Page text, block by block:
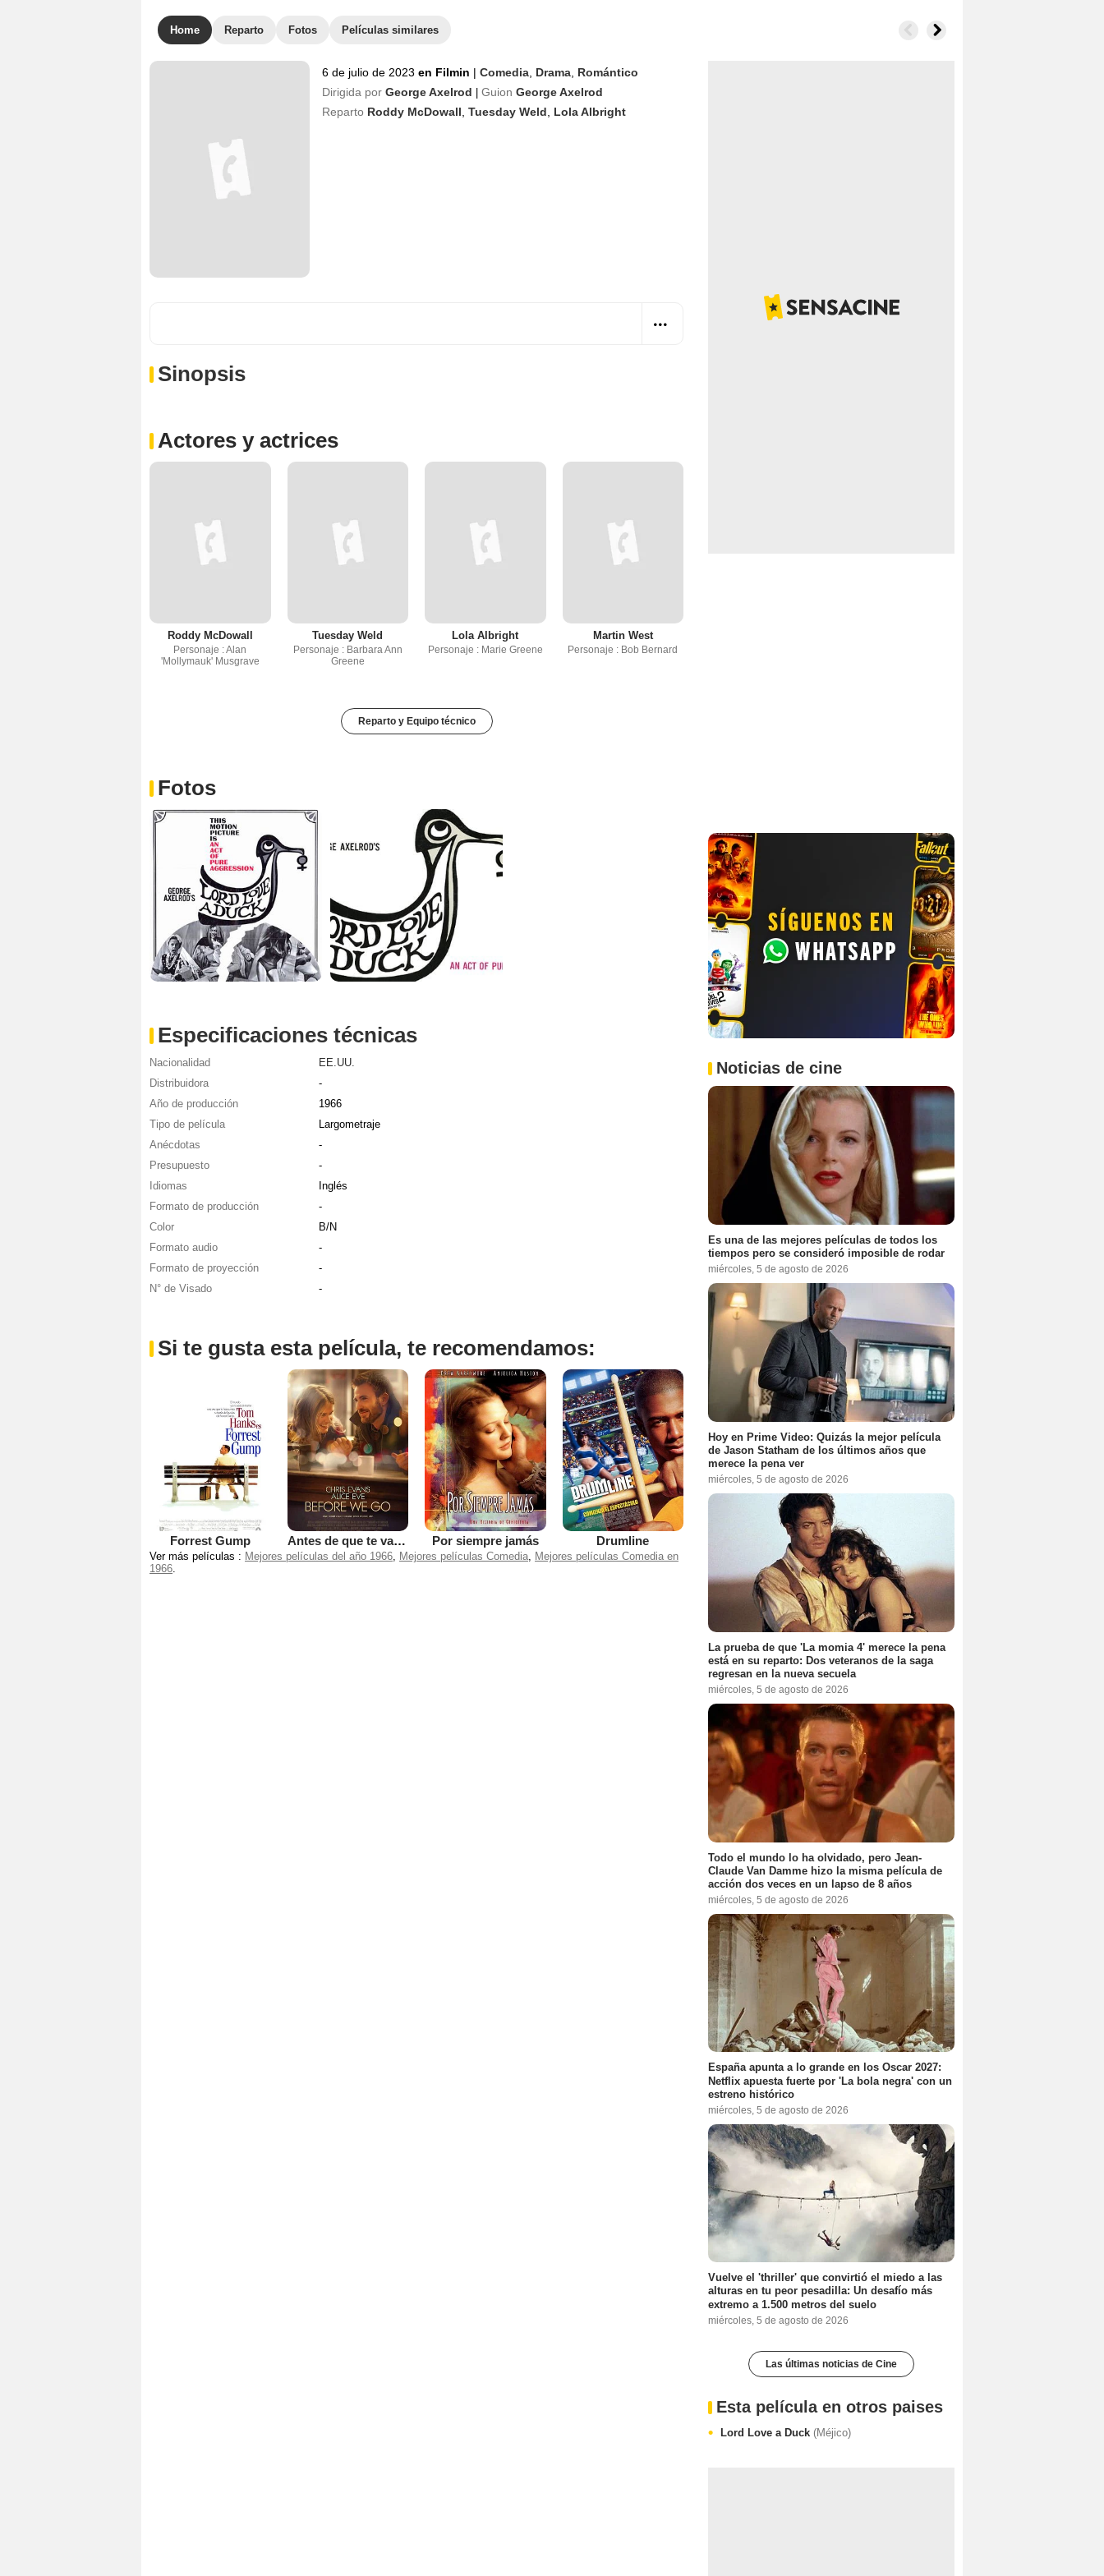
Home Reparto Fotos Películas similares
6 de julio de 2023 en Filmin | Comedia Drama Romántico
Dirigida por George Axelrod Guion George Axelrod
Reparto Roddy McDowall Tuesday Weld Lola Albright
Sinopsis
Actores y actrices
Roddy McDowall
Personaje : Alan
'Mollymauk' Musgrave
Tuesday Weld
Personaje : Barbara Ann
Greene
Lola Albright
Personaje : Marie Greene
Martin West
Personaje : Bob Bernard
Reparto y Equipo técnico
Fotos
Especificaciones técnicas
Nacionalidad
EE.UU.
Distribuidora
-
Año de producción
1966
Tipo de película
Largometraje
Anécdotas
-
Presupuesto
-
Idiomas
Inglés
Formato de producción
-
Color
B/N
Formato audio
-
Formato de proyección
-
N° de Visado
-
Si te gusta esta película, te recomendamos:
Forrest Gump Antes de que te vayas Por siempre jamás Drumline
Ver más películas : Mejores películas del año 1966 Mejores películas Comedia Mejores películas Comedia en
1966
Noticias de cine
Es una de las mejores películas de todos los
tiempos pero se consideró imposible de rodar
miércoles, 5 de agosto de 2026
Hoy en Prime Video: Quizás la mejor película
de Jason Statham de los últimos años que
merece la pena ver
miércoles, 5 de agosto de 2026
La prueba de que 'La momia 4' merece la pena
está en su reparto: Dos veteranos de la saga
regresan en la nueva secuela
miércoles, 5 de agosto de 2026
Todo el mundo lo ha olvidado, pero Jean-
Claude Van Damme hizo la misma película de
acción dos veces en un lapso de 8 años
miércoles, 5 de agosto de 2026
España apunta a lo grande en los Oscar 2027:
Netflix apuesta fuerte por 'La bola negra' con un
estreno histórico
miércoles, 5 de agosto de 2026
Vuelve el 'thriller' que convirtió el miedo a las
alturas en tu peor pesadilla: Un desafío más
extremo a 1.500 metros del suelo
miércoles, 5 de agosto de 2026
Las últimas noticias de Cine
Esta película en otros paises
Lord Love a Duck (Méjico)